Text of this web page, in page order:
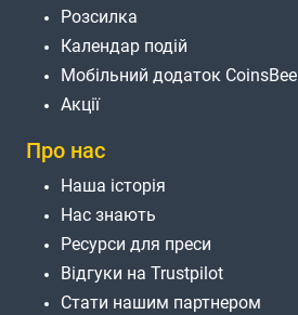
Розсилка
Календар подій
Мобільний додаток CoinsBee
Акції
Про нас
Наша історія
Нас знають
Ресурси для преси
Відгуки на Trustpilot
Стати нашим партнером